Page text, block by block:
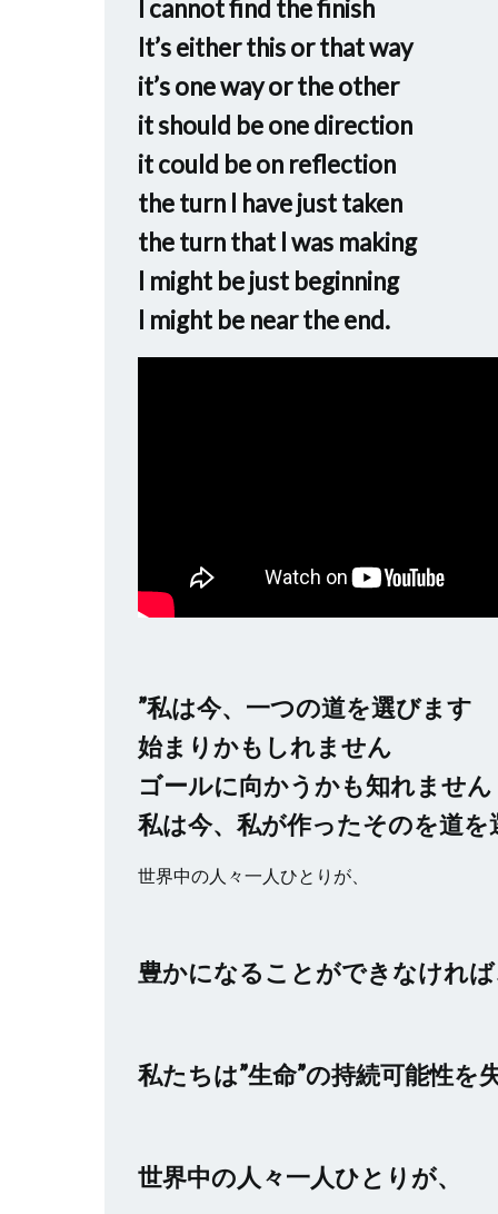
I cannot find the finish
It’s either this or that way
it’s one way or the other
it should be one direction
it could be on reflection
the turn I have just taken
the turn that I was making
I might be just beginning
I might be near the end.
”私は今、一つの道を選びます
始まりかもしれません
ゴールに向かうかも知れません
私は今、私が作ったそのを道を
世界中の人々一人ひとりが、
豊かになることができなければ
私たちは”生命”の持続可能性を
世界中の人々一人ひとりが、